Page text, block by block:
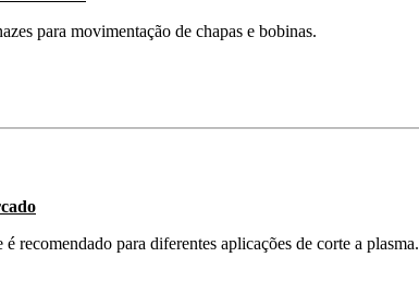
para movimentação de chapas e bobinas.
recomendado para diferentes aplicações de corte a plasma.